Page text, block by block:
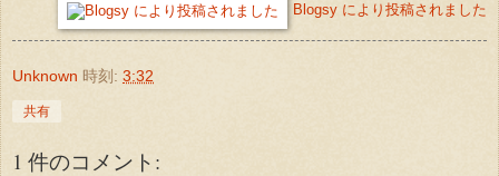
Blogsy により投稿されました
Unknown 時刻: 3:32
共有
1 件のコメント: